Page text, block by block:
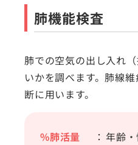
肺機能検査
肺での空気の出し入れ
いかを調べます。肺線
断に用います。
%肺活量
： 年齢